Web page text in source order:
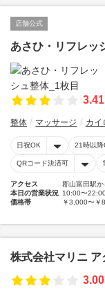
店舗公式
あさひ・リフレッ
3.41
整体 マッサージ カイ
日祝OK 21時以降
QRコード決済可
アクセス
郡山富田駅
本日の営業状況 10:00〜
価格帯
￥3,000〜￥
株式会社マリニ ア
3.00